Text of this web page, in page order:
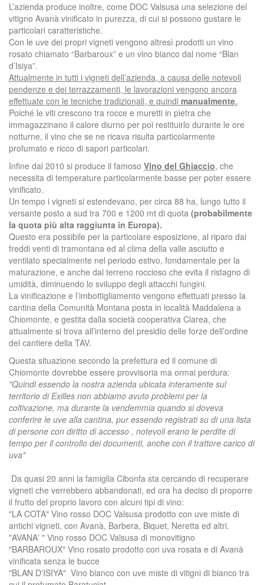
L’azienda produce inoltre, come DOC Valsusa una selezione del
vitigno Avanà vinificato in purezza, di cui si possono gustare le
particolari caratteristiche.
Con le uve dei propri vigneti vengono altresì prodotti un vino
rosato chiamato “Barbaroux” e un vino bianco dal nome “Blan
d’Isiya”.
Attualmente in tutti i vigneti dell’azienda, a causa delle notevoli
pendenze e dei terrazzamenti, le lavorazioni vengono ancora
effettuate con le tecniche tradizionali, e quindi manualmente.
Poiché le viti crescono tra rocce e muretti in pietra che
immagazzinano il calore diurno per poi restituirlo durante le ore
notturne, il vino che se ne ricava risulta particolarmente
profumato e ricco di sapori particolari.
Infine dal 2010 si produce il famoso Vino del Ghiaccio, che
necessita di temperature particolarmente basse per poter essere
vinificato.
Un tempo i vigneti si estendevano, per circa 88 ha, lungo tutto il
versante posto a sud tra 700 e 1200 mt di quota (probabilmente
la quota più alta raggiunta in Europa).
Questo era possibile per la particolare esposizione, al riparo dai
freddi venti di tramontana ed al clima della valle asciutto e
ventilato specialmente nel periodo estivo, fondamentale per la
maturazione, e anche dal terreno roccioso che evita il ristagno di
umidità, diminuendo lo sviluppo degli attacchi fungini.
La vinificazione e l’imbottigliamento vengono effettuati presso la
cantina della Comunità Montana posta in località Maddalena a
Chiomonte, e gestita dalla società cooperativa Clarea, che
attualmente si trova all’interno del presidio delle forze dell’ordine
del cantiere della TAV.
Questa situazione secondo la prefettura ed il comune di
Chiomonte dovrebbe essere provvisoria ma ormai perdura:
"Quindi essendo la nostra azienda ubicata interamente sul
territorio di Exilles non abbiamo avuto problemi per la
coltivazione, ma durante la vendemmia quando si doveva
conferire le uve alla cantina, pur essendo registrati su di una lista
di persone con diritto di accesso , notevoli erano le perdite di
tempo per il controllo dei documenti, anche con il trattore carico di
uva"
Da quasi 20 anni la famiglia Cibonfa sta cercando di recuperare
vigneti che verrebbero abbandonati, ed ora ha deciso di proporre
il frutto del proprio lavoro con alcuni tipi di vino:
"LA COTA" Vino rosso DOC Valsusa prodotto con uve miste di
antichi vigneti, con Avanà, Barbera, Biquet, Neretta ed altri.
"AVANA' " Vino rosso DOC Valsusa di monovitigno
"BARBAROUX" Vino rosato prodotto con uva rosata e di Avanà
vinificata senza le bucce
"BLAN D'ISIYA" Vino bianco con uve miste di vitigni di bianco tra